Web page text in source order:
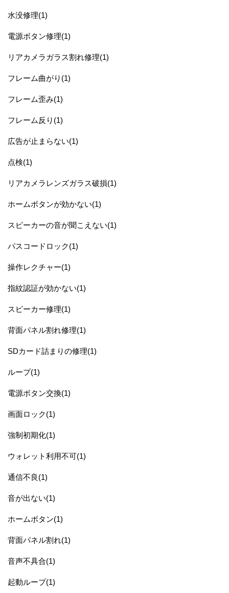
水没修理(1)
電源ボタン修理(1)
リアカメラガラス割れ修理(1)
フレーム曲がり(1)
フレーム歪み(1)
フレーム反り(1)
広告が止まらない(1)
点検(1)
リアカメラレンズガラス破損(1)
ホームボタンが効かない(1)
スピーカーの音が聞こえない(1)
パスコードロック(1)
操作レクチャー(1)
指紋認証が効かない(1)
スピーカー修理(1)
背面パネル割れ修理(1)
SDカード詰まりの修理(1)
ループ(1)
電源ボタン交換(1)
画面ロック(1)
強制初期化(1)
ウォレット利用不可(1)
通信不良(1)
音が出ない(1)
ホームボタン(1)
背面パネル割れ(1)
音声不具合(1)
起動ループ(1)